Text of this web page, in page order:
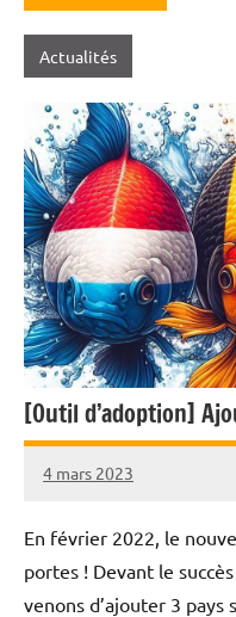
Actualités
[Outil d’adoption]
4 mars 2023
Nicolas
En février 2022, le
portes ! Devant le
venons d’ajouter 3